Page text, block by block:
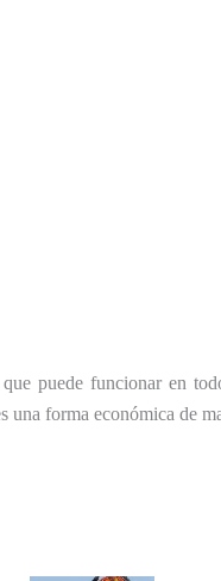
puede funcionar en
una forma económica de